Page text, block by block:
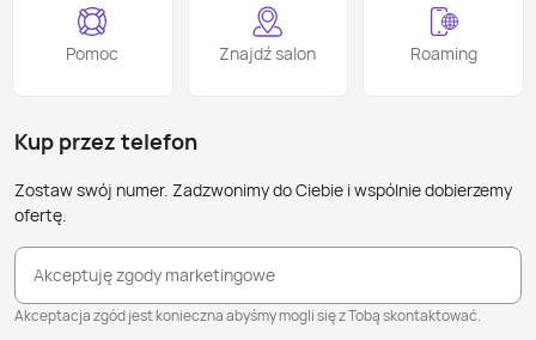
Pomoc Znajdź salon Roaming
Kup przez telefon
Zostaw swój numer. Zadzwonimy do Ciebie i wspólnie dobierzemy
ofertę.
Akceptuję zgody marketingowe
Akceptacja zgód jest konieczna abyśmy mogli się z Tobą skontaktować.